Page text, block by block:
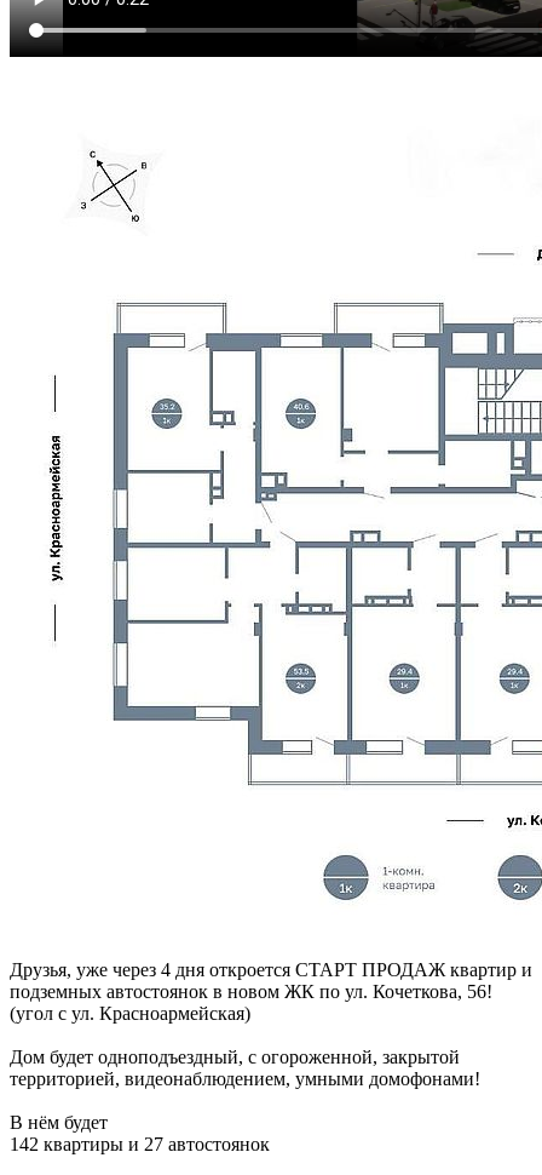
Друзья, уже через 4 дня откроется СТАРТ ПРОДАЖ квартир и
подземных автостоянок в новом ЖК по ул. Кочеткова, 56!
(угол с ул. Красноармейская)
Дом будет одноподъездный, с огороженной, закрытой
территорией, видеонаблюдением, умными домофонами!
В нём будет
142 квартиры и 27 автостоянок